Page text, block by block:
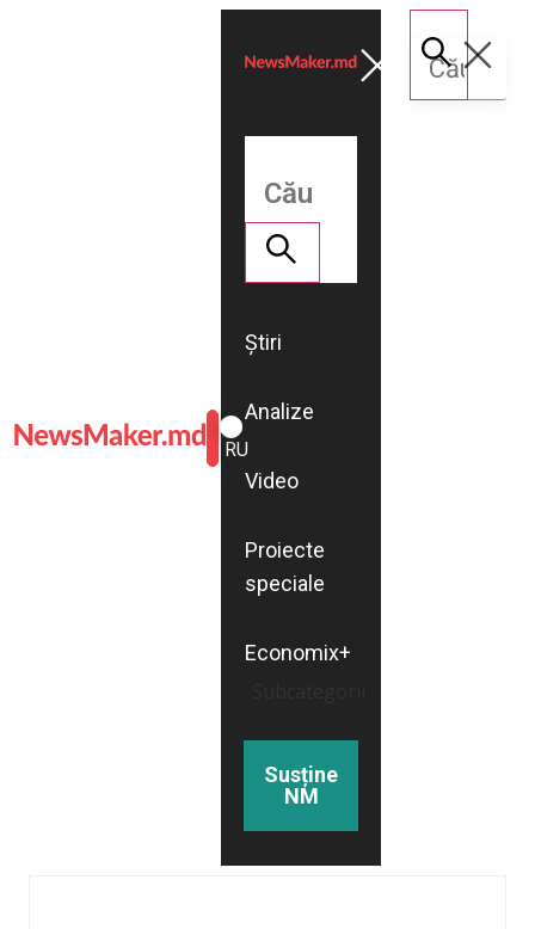
ROMÂNĂ
RU
Știri
Analize
Video
Proiecte
speciale
Economix+
Susține
NM